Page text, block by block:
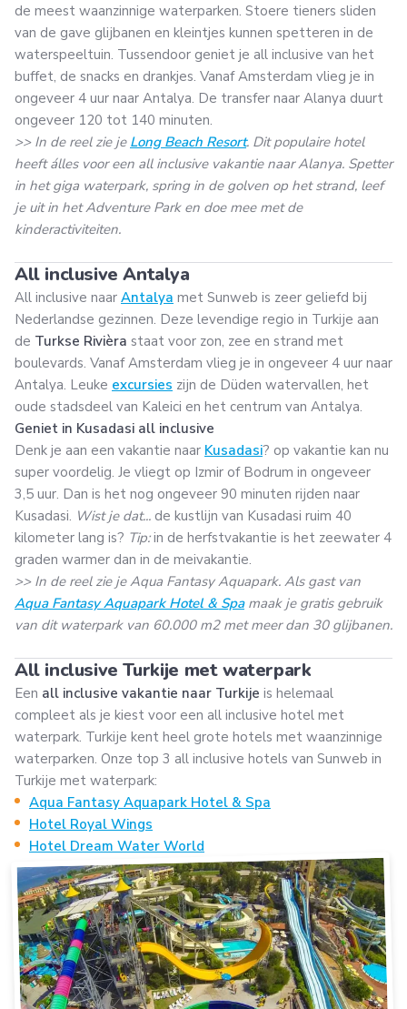
de meest waanzinnige waterparken. Stoere tieners sliden
van de gave glijbanen en kleintjes kunnen spetteren in de
waterspeeltuin. Tussendoor geniet je all inclusive van het
buffet, de snacks en drankjes. Vanaf Amsterdam vlieg je in
ongeveer 4 uur naar Antalya. De transfer naar Alanya duurt
ongeveer 120 tot 140 minuten.
>> In de reel zie je Long Beach Resort. Dit populaire hotel
heeft álles voor een all inclusive vakantie naar Alanya. Spetter
in het giga waterpark, spring in de golven op het strand, leef
je uit in het Adventure Park en doe mee met de
kinderactiviteiten.
All inclusive Antalya
All inclusive naar Antalya met Sunweb is zeer geliefd bij
Nederlandse gezinnen. Deze levendige regio in Turkije aan
de Turkse Rivièra staat voor zon, zee en strand met
boulevards. Vanaf Amsterdam vlieg je in ongeveer 4 uur naar
Antalya. Leuke excursies zijn de Düden watervallen, het
oude stadsdeel van Kaleici en het centrum van Antalya.
Geniet in Kusadasi all inclusive
Denk je aan een vakantie naar Kusadasi? op vakantie kan nu
super voordelig. Je vliegt op Izmir of Bodrum in ongeveer
3,5 uur. Dan is het nog ongeveer 90 minuten rijden naar
Kusadasi. Wist je dat... de kustlijn van Kusadasi ruim 40
kilometer lang is? Tip:in de herfstvakantie is het zeewater 4
graden warmer dan in de meivakantie.
>> In de reel zie je Aqua Fantasy Aquapark. Als gast van
Aqua Fantasy Aquapark Hotel & Spamaak je gratis gebruik
van dit waterpark van 60.000 m2 met meer dan 30 glijbanen.
All inclusive Turkije met waterpark
Een all inclusive vakantie naar Turkije is helemaal
compleet als je kiest voor een all inclusive hotel met
waterpark. Turkije kent heel grote hotels met waanzinnige
waterparken. Onze top 3 all inclusive hotels van Sunweb in
Turkije met waterpark:
Aqua Fantasy Aquapark Hotel & Spa
Hotel Royal Wings
Hotel Dream Water World